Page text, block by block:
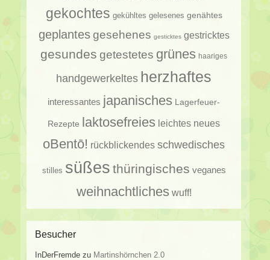
gekochtes gekühltes gelesenes genähtes
geplantesgesehenes gesticktes gestricktes
gesundes getestetes grünes haariges
handgewerkeltes herzhaftes
interessantes japanisches Lagerfeuer-
Rezepte laktosefreies leichtes neues
oBentō! rückblickendes schwedisches
stilles süßes thüringisches veganes
weihnachtliches wuff!
Besucher
InDerFremde zu Martinshörnchen 2.0